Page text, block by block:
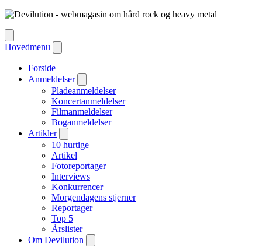
Hovedmenu
Forside
Anmeldelser
Pladeanmeldelser
Koncertanmeldelser
Filmanmeldelser
Boganmeldelser
Artikler
10 hurtige
Artikel
Fotoreportager
Interviews
Konkurrencer
Morgendagens stjerner
Reportager
Top 5
Årslister
Om Devilution